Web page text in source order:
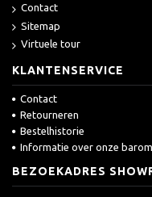
Contact
Sitemap
Virtuele tour
KLANTENSERVICE
Contact
Retourneren
Bestelhistorie
Informatie over onze
BEZOEKADRES